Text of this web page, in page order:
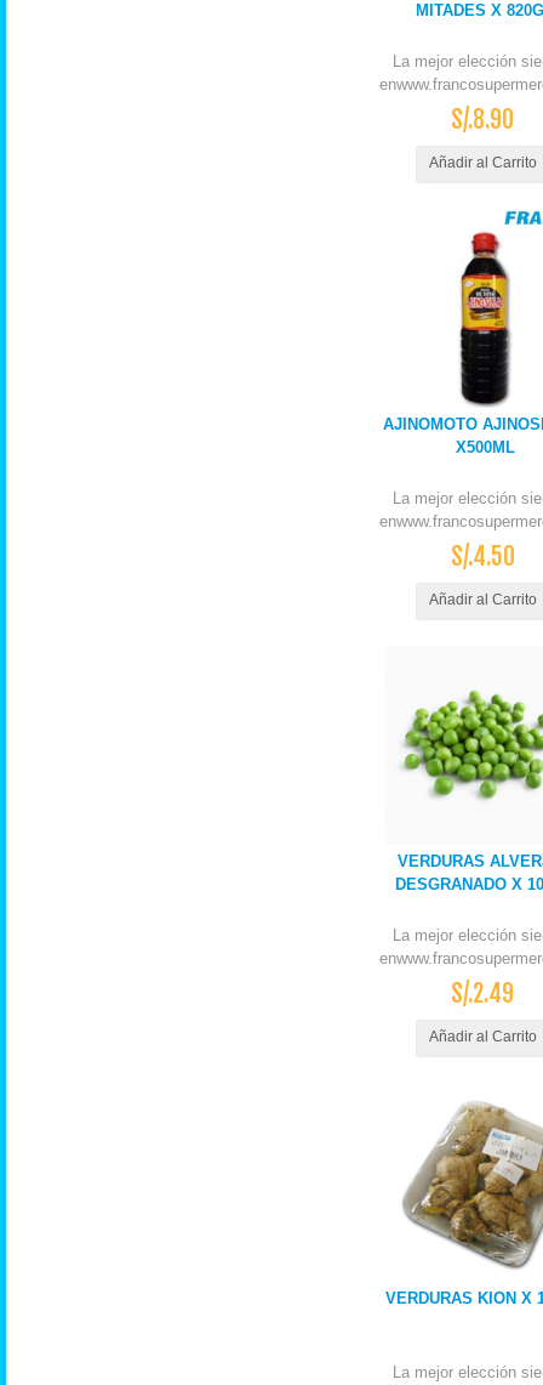
MITADES X
La mejor elección
S/.8.90
Añadir al Carrito
AJINOMOTO
X500ML
La mejor elección
S/.4.50
Añadir al Carrito
VERDURAS
DESGRANADO X
La mejor elección
S/.2.49
Añadir al Carrito
VERDURAS KION X
La mejor elección